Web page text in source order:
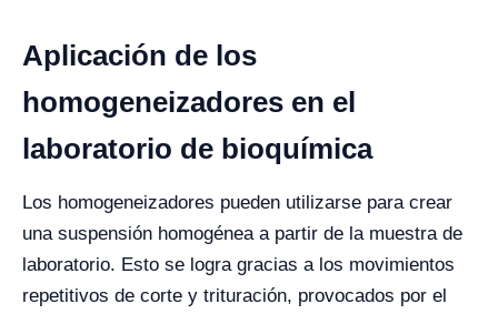
Aplicación de los
homogeneizadores en el
laboratorio de bioquímica
Los homogeneizadores pueden utilizarse para crear
una suspensión homogénea a partir de la muestra de
laboratorio. Esto se logra gracias a los movimientos
repetitivos de corte y trituración, provocados por el